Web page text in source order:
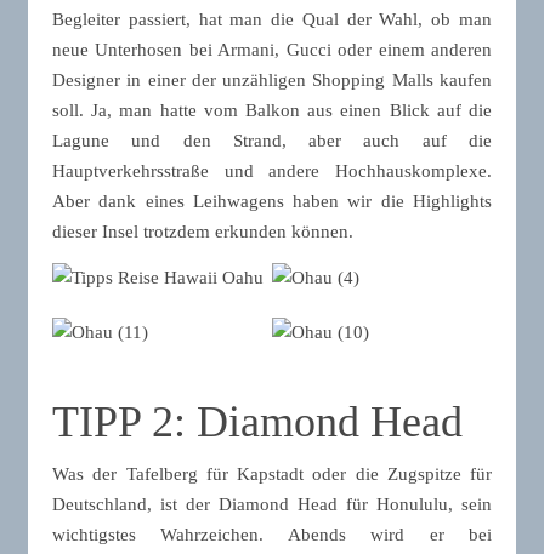
Begleiter passiert, hat man die Qual der Wahl, ob man
neue Unterhosen bei Armani, Gucci oder einem anderen
Designer in einer der unzähligen Shopping Malls kaufen
soll. Ja, man hatte vom Balkon aus einen Blick auf die
Lagune und den Strand, aber auch auf die
Hauptverkehrsstraße und andere Hochhauskomplexe.
Aber dank eines Leihwagens haben wir die Highlights
dieser Insel trotzdem erkunden können.
TIPP 2: Diamond Head
Was der Tafelberg für Kapstadt oder die Zugspitze für
Deutschland, ist der Diamond Head für Honululu, sein
wichtigstes Wahrzeichen. Abends wird er bei